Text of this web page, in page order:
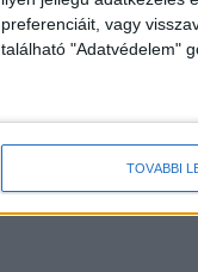
preferenciáit, vagy
található "Adatvédelem"
TOVÁBBI